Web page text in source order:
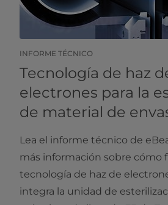
INFORME TÉCNICO
Tecnología de haz
electrones para la
de material de
Lea el informe técnico de
más información sobre cómo
tecnología de haz de
integra la unidad de